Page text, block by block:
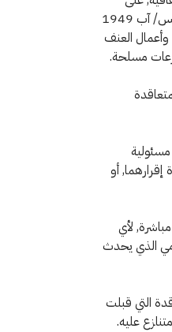
الحالات المشار إليها في المادة 3 المشتركة بين اتفاقيات جنيف المؤرخة في 12 أغسطس/ آب 1949
وأعمال العنف
مسلحة.
أو
لأي
الذي يحدث
التي قبلت
عليه.